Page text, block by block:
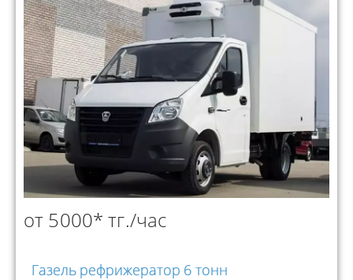
от 5000* тг./час
Газель рефрижератор 6 тонн